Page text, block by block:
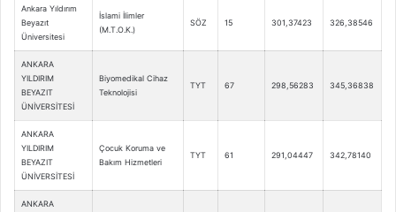
Ankara Yıldırım
Beyazıt
Üniversitesi
İslami İlimler
(M.T.O.K.)
SÖZ 15 301,37423 326,38546
ANKARA
YILDIRIM
BEYAZIT
ÜNİVERSİTESİ
Biyomedikal Cihaz
Teknolojisi
TYT 67 298,56283 345,36838
ANKARA
YILDIRIM
BEYAZIT
ÜNİVERSİTESİ
Çocuk Koruma ve
Bakım Hizmetleri
TYT 61 291,04447 342,78140
ANKARA